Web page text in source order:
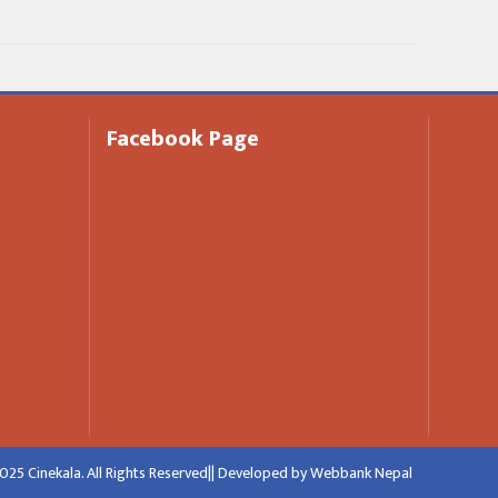
Facebook Page
Cinekala. All Rights Reserved|| Developed byWebbank Nepal